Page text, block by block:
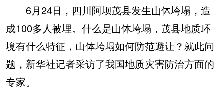
6月24日，四川阿坝茂县发生山体垮塌，造
成100多人被埋。什么是山体垮塌，茂县地质环
境有什么特征，山体垮塌如何防范避让？就此问
题，新华社记者采访了我国地质灾害防治方面的
专家。